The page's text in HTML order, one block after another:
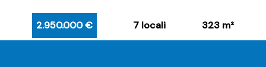
2.950.000 € 7 locali 323 m²